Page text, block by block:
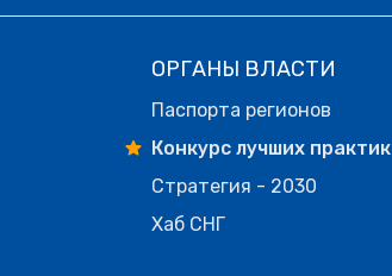
ОРГАНЫ ВЛАСТИ
Паспорта регионов
Конкурс лучших практик
Стратегия - 2030
Хаб СНГ